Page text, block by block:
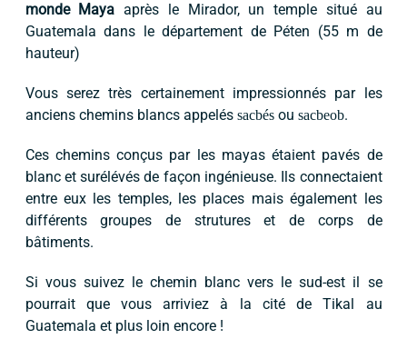
monde Maya après le Mirador, un temple situé au
Guatemala dans le département de Péten (55 m de
hauteur)
Vous serez très certainement impressionnés par les
anciens chemins blancs appelés sacbésou sacbeob.
Ces chemins conçus par les mayas étaient pavés de
blanc et surélévés de façon ingénieuse. Ils connectaient
entre eux les temples, les places mais également les
différents groupes de strutures et de corps de
bâtiments.
Si vous suivez le chemin blanc vers le sud-est il se
pourrait que vous arriviez à la cité de Tikal au
Guatemala et plus loin encore !